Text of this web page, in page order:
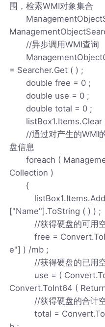
围，检索WMI对象集合
//异步调用WMI查询
= Searcher.Get ( ) ;
double free = 0 ;
double use = 0 ;
double total = 0 ;
listBox1.Items.Clear
//通过对产生的WMI的
盘信息
foreach (
Collection )
{
listBox1.Items.Add (
["Name"].ToString ( ) ) ;
//获得硬盘的可用
free =
e"] ) /mb ;
//获得硬盘的已用
use = (
Convert.ToInt64 (
//获得硬盘的合计
total =